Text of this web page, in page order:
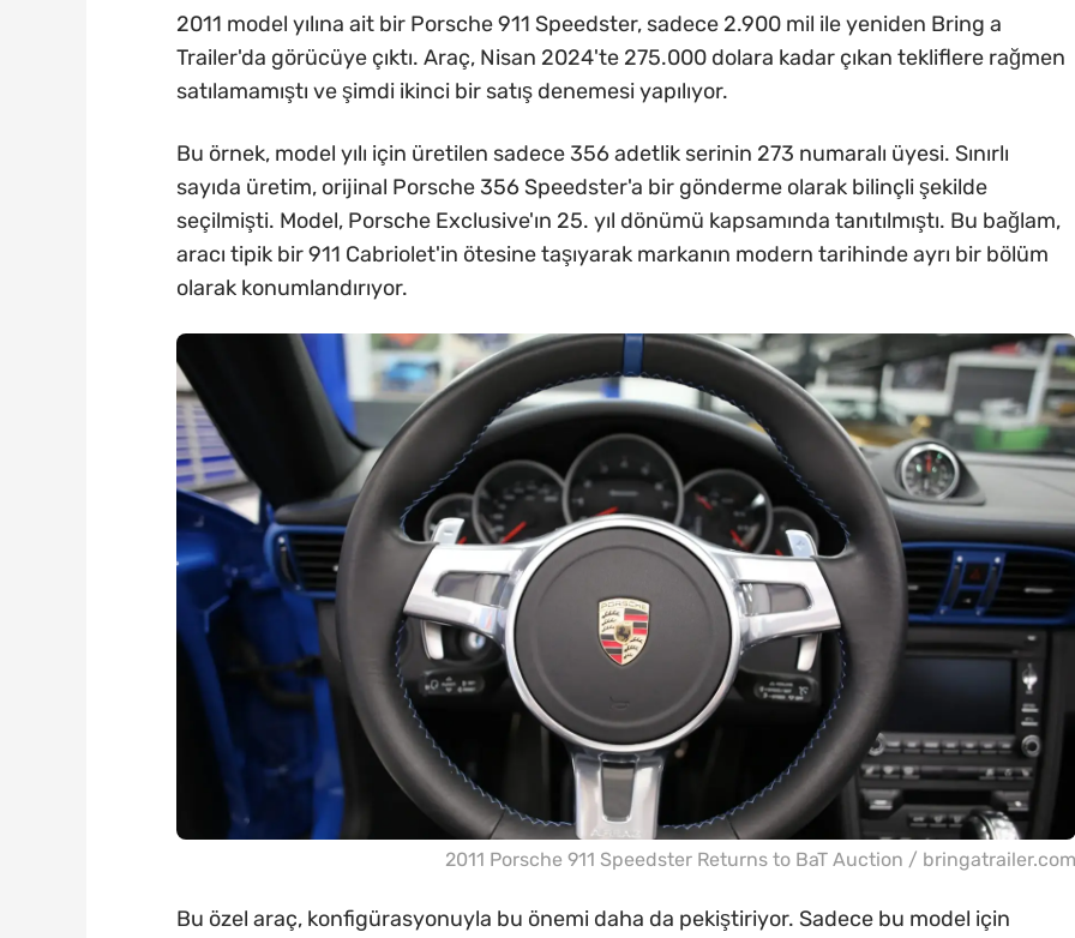
2011 model yılına ait bir Porsche 911 Speedster, sadece 2.900 mil ile yeniden Bring a
Trailer'da görücüye çıktı. Araç, Nisan 2024'te 275.000 dolara kadar çıkan tekliflere rağmen
satılamamıştı ve şimdi ikinci bir satış denemesi yapılıyor.
Bu örnek, model yılı için üretilen sadece 356 adetlik serinin 273 numaralı üyesi. Sınırlı
sayıda üretim, orijinal Porsche 356 Speedster'a bir gönderme olarak bilinçli şekilde
seçilmişti. Model, Porsche Exclusive'ın 25. yıl dönümü kapsamında tanıtılmıştı. Bu bağlam,
aracı tipik bir 911 Cabriolet'in ötesine taşıyarak markanın modern tarihinde ayrı bir bölüm
olarak konumlandırıyor.
2011 Porsche 911 Speedster Returns to BaT Auction / bringatrailer.com
Bu özel araç, konfigürasyonuyla bu önemi daha da pekiştiriyor. Sadece bu model için